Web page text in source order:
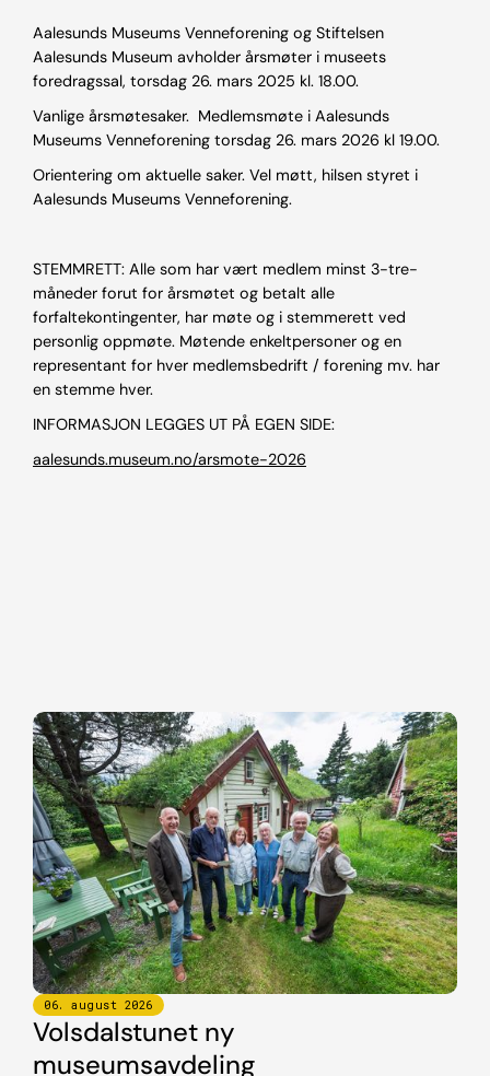
Aalesunds Museums Venneforening og Stiftelsen
Aalesunds Museum avholder årsmøter i museets
foredragssal, torsdag 26. mars 2025 kl. 18.00.
Vanlige årsmøtesaker. Medlemsmøte i Aalesunds
Museums Venneforening torsdag 26. mars 2026 kl 19.00.
Orientering om aktuelle saker. Vel møtt, hilsen styret i
Aalesunds Museums Venneforening.
STEMMRETT: Alle som har vært medlem minst 3-tre-
måneder forut for årsmøtet og betalt alle
forfaltekontingenter, har møte og i stemmerett ved
personlig oppmøte. Møtende enkeltpersoner og en
representant for hver medlemsbedrift / forening mv. har
en stemme hver.
INFORMASJON LEGGES UT PÅ EGEN SIDE:
aalesunds.museum.no/arsmote-2026
06. august 2026
Volsdalstunet ny
museumsavdeling